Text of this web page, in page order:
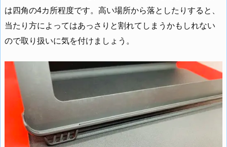
は四角の4カ所程度です。高い場所から落としたりすると、
当たり方によってはあっさりと割れてしまうかもしれない
ので取り扱いに気を付けましょう。